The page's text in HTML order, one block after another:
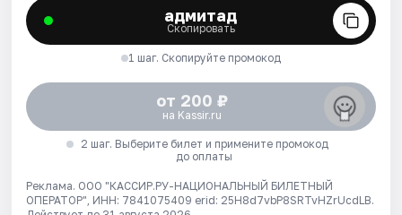
адмитад
Скопировать
1 шаг. Скопируйте промокод
от 200 ₽
на Kassir.ru
2 шаг. Выберите билет и примените промокод
до оплаты
Реклама. ООО "КАССИР.РУ-НАЦИОНАЛЬНЫЙ БИЛЕТНЫЙ
ОПЕРАТОР", ИНН: 7841075409 erid: 25H8d7vbP8SRTvHZrUcdLB.